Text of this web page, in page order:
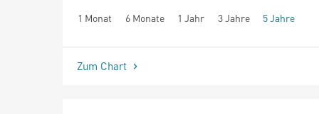
1 Monat 6 Monate 1 Jahr 3 Jahre 5 Jahre
seit Beginn
Zum Chart